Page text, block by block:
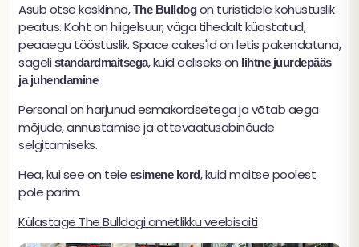
Asub otse kesklinna,The Bulldogon turistidele kohustuslik
peatus. Koht on hiigelsuur, väga tihedalt küastatud,
peaaegu tööstuslik. Space cakes'id on letis pakendatuna,
sageli standardmaitsega, kuid eeliseks on lihtne juurdepääs
ja juhendamine.
Personal on harjunud esmakordsetega ja võtab aega
mõjude, annustamise ja ettevaatusabinõude
selgitamiseks.
Hea, kui see on teie esimene kord, kuid maitse poolest
pole parim.
Külastage The Bulldogi ametlikku veebisaiti